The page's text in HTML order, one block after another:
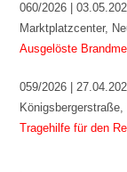
060/2026 |
Marktplatzcenter,
Ausgelöste
059/2026 |
Tragehilfe für den